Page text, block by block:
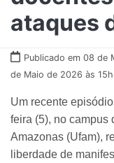
ataques
Publicado em 08 de
de Maio de 2026 às
Um recente
feira (5), no campus
Amazonas (Ufam),
liberdade de